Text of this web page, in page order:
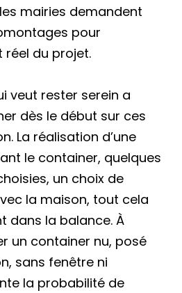
mairies demandent
pour
réel du projet.
veut rester serein a
dès le début sur ces
La réalisation d’une
le container, quelques
un choix de
la maison, tout cela
dans la balance. À
un container nu, posé
sans fenêtre ni
la probabilité de